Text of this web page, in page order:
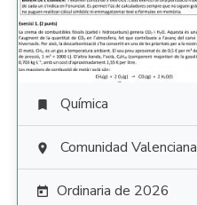
 Química
 Comunidad Valenciana
 Ordinaria de 2026